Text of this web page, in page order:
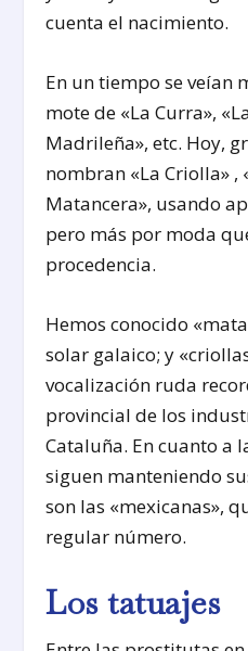
cuenta el nacimiento.
En un tiempo se veían
mote de «La Curra»,
Madrileña», etc. Hoy,
nombran «La Criolla» ,
Matancera», usando
pero más por moda
procedencia.
Hemos conocido
solar galaico; y
vocalización ruda
provincial de los
Cataluña. En cuanto a
siguen manteniendo
son las «mexicanas»,
regular número.
Los tatuajes